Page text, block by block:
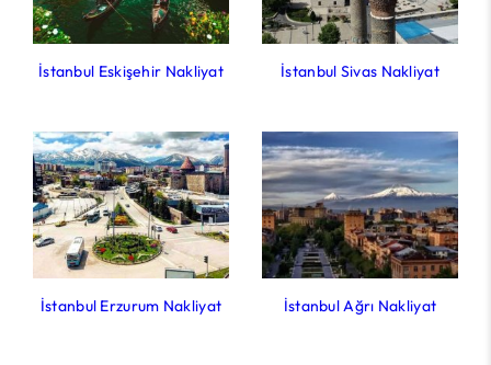
İstanbul Eskişehir Nakliyat İstanbul Sivas Nakliyat
İstanbul Erzurum Nakliyat İstanbul Ağrı Nakliyat